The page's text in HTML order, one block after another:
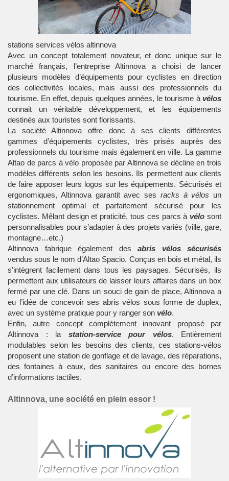
stations services vélos altinnova
Avec un concept totalement novateur, et donc unique sur le
marché français, l’entreprise Altinnova a choisi de lancer
plusieurs modèles d’équipements pour cyclistes en direction
des collectivités locales, mais aussi des professionnels du
tourisme. En effet, depuis quelques années, le tourisme à vélos
connait un véritable développement, et les équipements
destinés aux touristes sont florissants.
La société Altinnova offre donc à ses clients différentes
gammes d’équipements cyclistes, très prisés auprès des
professionnels du tourisme mais également en ville. La gamme
Altao de parcs à vélo proposée par Altinnova se décline en trois
modèles différents selon les besoins. Ils permettent aux clients
de faire apposer leurs logos sur les équipements. Sécurisés et
ergonomiques, Altinnova garantit avec ses racks à vélos un
stationnement optimal et parfaitement sécurisé pour les
cyclistes. Mêlant design et praticité, tous ces parcs à vélo sont
personnalisables pour s’adapter à des projets variés (ville, gare,
montagne…etc.)
Altinnova fabrique également des abris vélos sécurisés
vendus sous le nom d’Altao Spacio. Conçus en bois et métal, ils
s’intègrent facilement dans tous les paysages. Sécurisés, ils
permettent aux utilisateurs de laisser leurs affaires dans un box
fermé par une clé. Dans un souci de gain de place, Altinnova a
eu l’idée de concevoir ses abris vélos sous forme de duplex,
avec un système pratique pour y ranger son vélo.
Enfin, autre concept complètement innovant proposé par
Altinnova : la station-service pour vélos. Entièrement
modulables selon les besoins des clients, ces stations-vélos
proposent une station de gonflage et de lavage, des réparations,
des fontaines à eaux, des sanitaires ou encore des bornes
d’informations tactiles.
Altinnova, une société en plein essor !